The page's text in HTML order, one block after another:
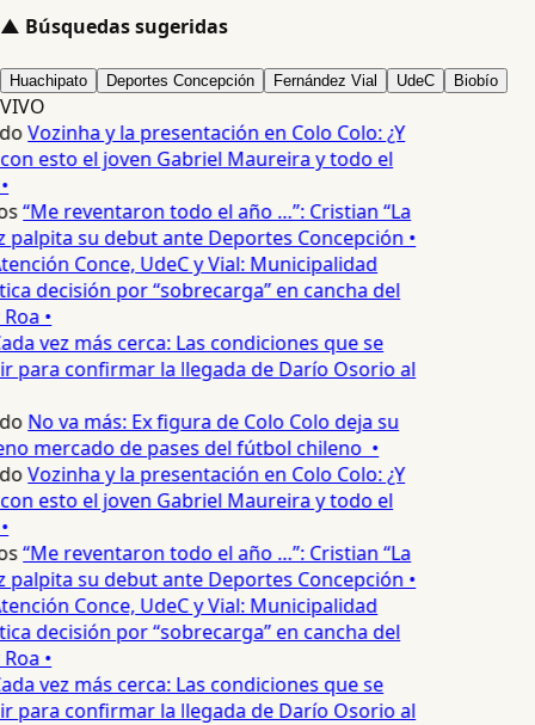
▲ Búsquedas sugeridas
Huachipato Deportes Concepción Fernández Vial UdeC Biobío
VIVO
Vozinha y la presentación en Colo Colo: ¿Y
esto el joven Gabriel Maureira y todo el
“Me reventaron todo el año …”: Cristian “La
palpita su debut ante Deportes Concepción •
Conce, UdeC y Vial: Municipalidad
decisión por “sobrecarga” en cancha del
•
vez más cerca: Las condiciones que se
para confirmar la llegada de Darío Osorio al
No va más: Ex figura de Colo Colo deja su
mercado de pases del fútbol chileno •
Vozinha y la presentación en Colo Colo: ¿Y
esto el joven Gabriel Maureira y todo el
“Me reventaron todo el año …”: Cristian “La
palpita su debut ante Deportes Concepción •
Conce, UdeC y Vial: Municipalidad
decisión por “sobrecarga” en cancha del
•
vez más cerca: Las condiciones que se
para confirmar la llegada de Darío Osorio al